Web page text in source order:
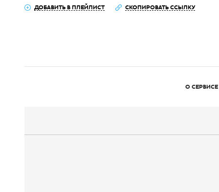
ДОБАВИТЬ В ПЛЕЙЛИСТ СКОПИРОВАТЬ ССЫЛКУ
О СЕРВИСЕ